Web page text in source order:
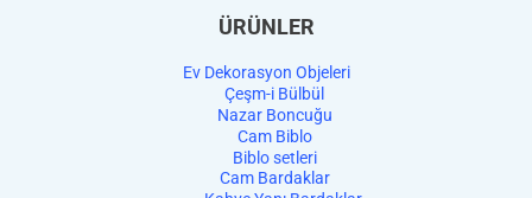
ÜRÜNLER
Ev Dekorasyon Objeleri
Çeşm-i Bülbül
Nazar Boncuğu
Cam Biblo
Biblo setleri
Cam Bardaklar